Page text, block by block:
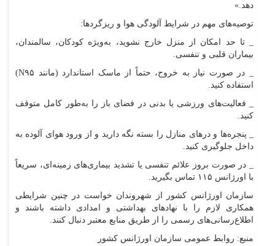
دهد.»
توصیه‌های مهم در شرایط آلودگی هوا و ریزگردها:
_ تا حد امکان از منزل خارج نشوید، به‌ویژه کودکان، سالمندان،
بیماران قلبی و تنفسی.
_ در صورت نیاز به خروج، حتماً از ماسک استاندارد (مانند N۹۵)
استفاده کنید.
_ فعالیت‌های ورزشی یا بدنی در فضای باز را به‌طور کامل متوقف
کنید.
_ پنجره‌ها و در‌های منازل را بسته نگه دارید و از ورود هوای آلوده به
داخل جلوگیری کنید.
_ در صورت بروز علائم تنفسی یا تشدید بیماری‌های زمینه‌ای، سریعاً
با اورژانس ۱۱۵ تماس بگیرید.
سازمان اورژانس کشور از شهروندان خواست در چنین شرایطی
همکاری لازم را با نهاد‌های بهداشتی و امدادی داشته باشند و
اطلاع‌رسانی‌های رسمی را از طریق منابع معتبر دنبال کنند.
منبع: روابط عمومی سازمان اورژانس کشور